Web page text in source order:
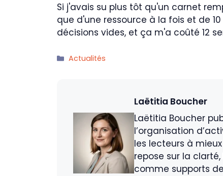
Si j'avais su plus tôt qu'un carnet
que d'une ressource à la fois et de
décisions vides, et ça m'a coûté 12
Catégories
Actualités
Laëtitia Boucher
Laëtitia Boucher
l’organisation
les lecteurs à
repose sur la
comme supports